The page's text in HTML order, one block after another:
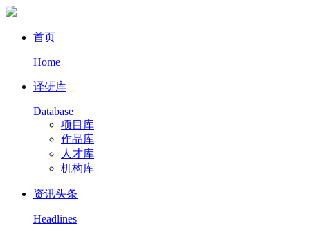
首页
Home
译研库
Database
项目库
作品库
人才库
机构库
资讯头条
Headlines